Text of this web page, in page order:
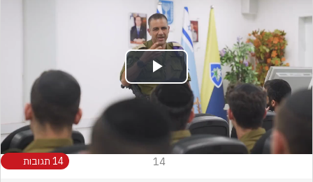
Play
Video
14 14 תגובות